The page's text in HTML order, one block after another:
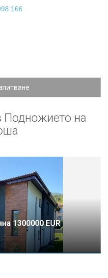
166
Подножието на
1300000 EUR